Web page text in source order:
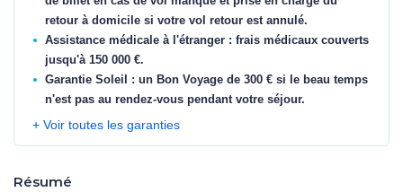
retour à domicile si votre vol retour est annulé.
Assistance médicale à l'étranger : frais médicaux couverts
jusqu'à 150 000 €.
Garantie Soleil : un Bon Voyage de 300 € si le beau temps
n'est pas au rendez-vous pendant votre séjour.
+ Voir toutes les garanties
Résumé